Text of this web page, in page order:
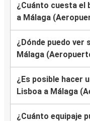
¿Cuánto cuesta el
a Málaga
¿Dónde puedo ver
Málaga
¿Es posible hacer
Lisboa a Málaga
¿Cuánto equipaje